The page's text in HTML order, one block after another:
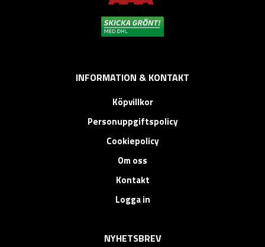
INFORMATION & KONTAKT
Köpvillkor
Personuppgiftspolicy
Cookiepolicy
Om oss
Kontakt
Logga in
NYHETSBREV